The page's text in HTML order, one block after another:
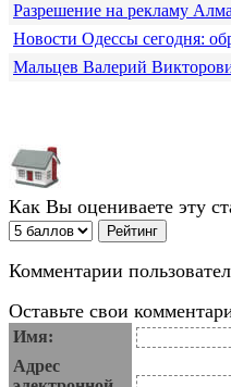
Разрешение на рекламу
Новости Одессы сегодня:
Мальцев Валерий
Как Вы оцениваете эту
Комментарии
Оставьте свои
Имя:
Адрес